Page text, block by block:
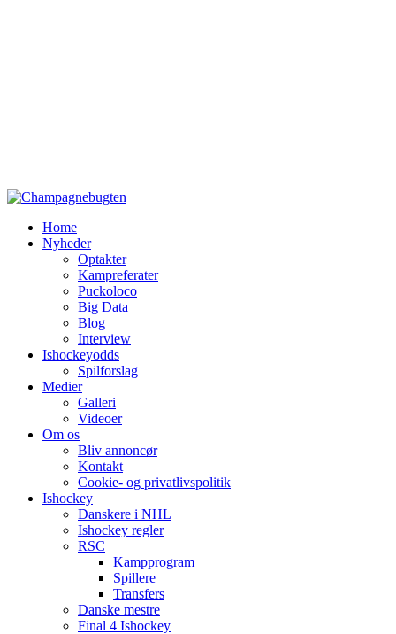
Home
Nyheder
Optakter
Kampreferater
Puckoloco
Big Data
Blog
Interview
Ishockeyodds
Spilforslag
Medier
Galleri
Videoer
Om os
Bliv annoncør
Kontakt
Cookie- og privatlivspolitik
Ishockey
Danskere i NHL
Ishockey regler
RSC
Kampprogram
Spillere
Transfers
Danske mestre
Final 4 Ishockey